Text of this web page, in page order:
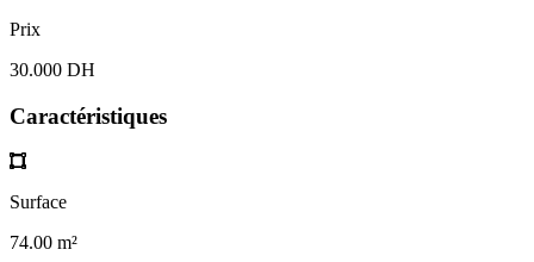
Prix
30.000 DH
Caractéristiques
Surface
74.00 m²